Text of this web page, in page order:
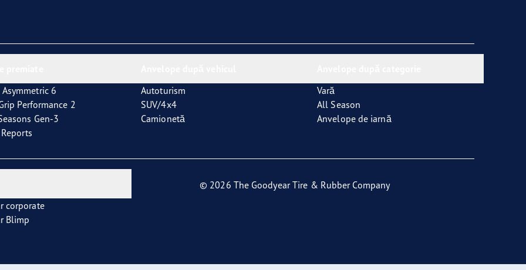
Asymmetric 6
Performance 2
Gen-3
Autoturism
SUV/4x4
Camionetă
Vară
All Season
Anvelope de iarnă
corporate
Blimp
© 2026 The Goodyear Tire & Rubber Company